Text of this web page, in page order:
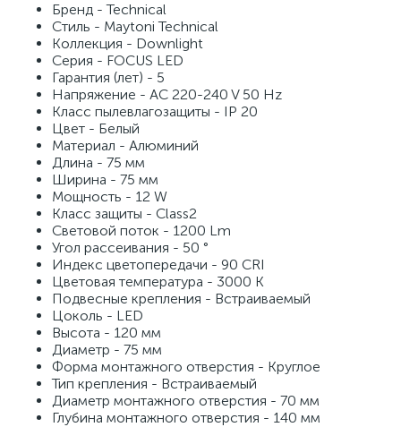
Бренд - Technical
Стиль - Maytoni Technical
Коллекция - Downlight
Серия - FOCUS LED
Гарантия (лет) - 5
Напряжение - AC 220-240 V 50 Hz
Класс пылевлагозащиты - IP 20
Цвет - Белый
Материал - Алюминий
Длина - 75 мм
Ширина - 75 мм
Мощность - 12 W
Класс защиты - Class2
Световой поток - 1200 Lm
Угол рассеивания - 50 °
Индекс цветопередачи - 90 CRI
Цветовая температура - 3000 K
Подвесные крепления - Встраиваемый
Цоколь - LED
Высота - 120 мм
Диаметр - 75 мм
Форма монтажного отверстия - Круглое
Тип крепления - Встраиваемый
Диаметр монтажного отверстия - 70 мм
Глубина монтажного отверстия - 140 мм